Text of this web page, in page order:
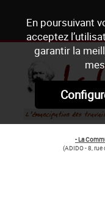
En poursuivant
acceptez
garantir la
- La
(ADIDO - 8, rue